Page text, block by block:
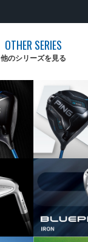
OTHER SERIES
他のシリーズを見る